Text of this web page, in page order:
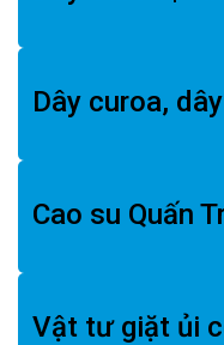
Dây curoa,
Cao su Quấn
Vật tư giặt ủi